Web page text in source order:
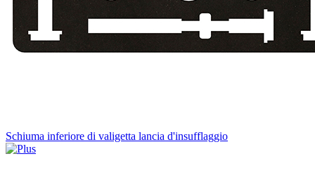
Schiuma inferiore di valigetta lancia d'insufflaggio